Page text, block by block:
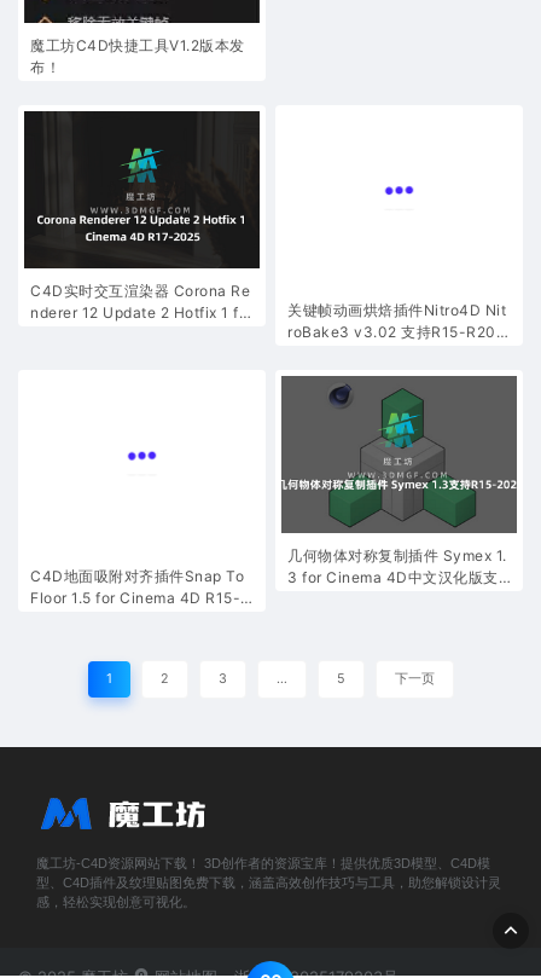
魔工坊C4D快捷工具V1.2版本发
布！
C4D实时交互渲染器 Corona Re
nderer 12 Update 2 Hotfix 1 for
roBake3 v3.02 支持R15-R202
3
Floor 1.5 for Cinema 4D R15-2
025 Win/Mac
几何物体对称复制插件 Symex 1.
3 for Cinema 4D中文汉化版支
持R15-2023 中文汉化版+英文
1
型、C4D插件及纹理贴图免费下载，涵盖高效创作技巧与工具，助您解锁设计灵
感，轻松实现创意可视化。
浙ICP备2025179203号